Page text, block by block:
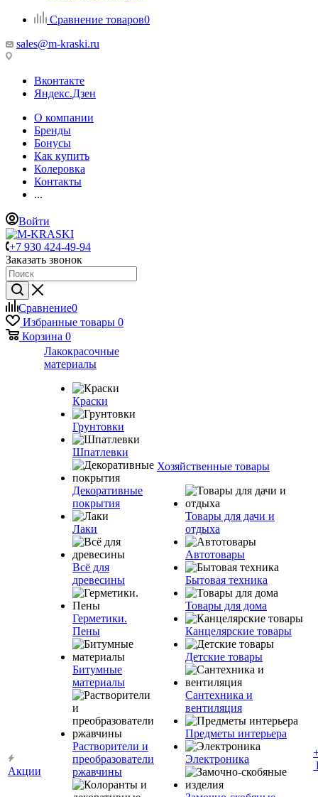
Сравнение товаров0
sales@m-kraski.ru
Вконтакте
Яндекс.Дзен
О компании
Бренды
Бонусы
Как купить
Колеровка
Контакты
...
Войти
+7 930 424-49-94
Заказать звонок
Сравнение0
Избранные товары 0
Корзина 0
Акции
Лакокрасочные
материалы
Краски
Грунтовки
Шпатлевки
Декоративные
покрытия
Лаки
Всё для
древесины
Герметики.
Пены
Битумные
материалы
Растворители и
преобразователи
ржавчины
Хозяйственные товары
Товары для дачи и
отдыха
Автотовары
Бытовая техника
Товары для дома
Канцелярские товары
Детские товары
Сантехника и
вентиляция
Предметы интерьера
Электроника